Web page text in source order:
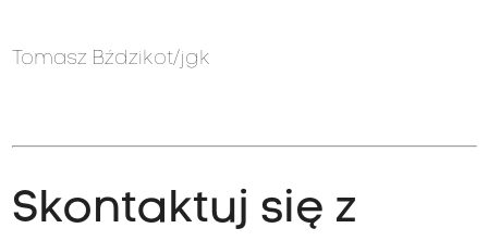
Tomasz Bździkot/jgk
Skontaktuj się z